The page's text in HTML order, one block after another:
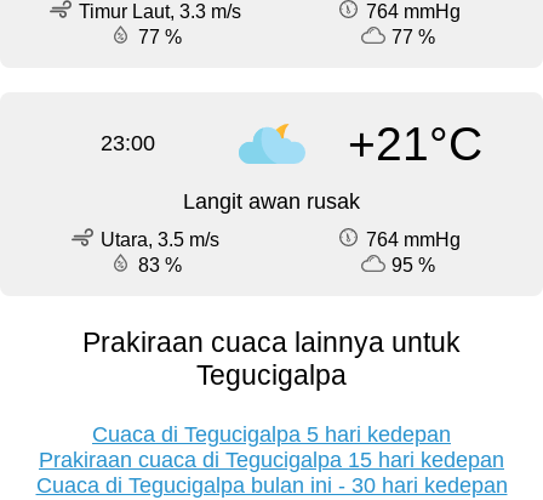
Timur Laut, 3.3 m/s
764 mmHg
77 %
77 %
23:00 +21°C
Langit awan rusak
Utara, 3.5 m/s
764 mmHg
83 %
95 %
Prakiraan cuaca lainnya untuk
Tegucigalpa
Cuaca di Tegucigalpa 5 hari kedepan
Prakiraan cuaca di Tegucigalpa 15 hari kedepan
Cuaca di Tegucigalpa bulan ini - 30 hari kedepan